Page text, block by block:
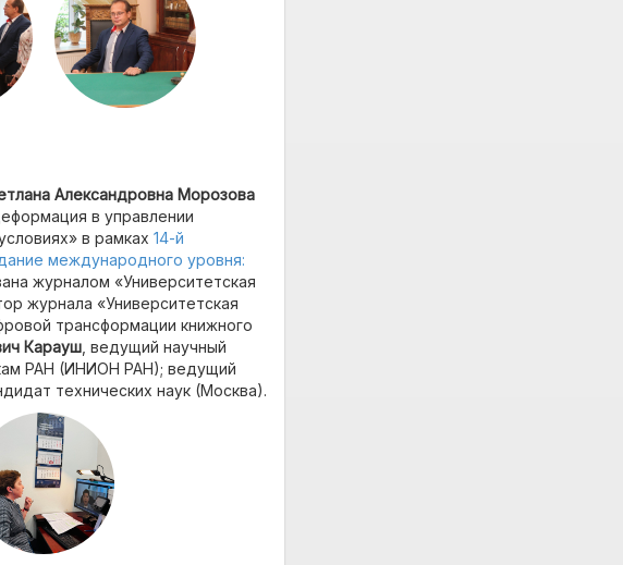
Александровна Морозова
в управлении
в рамках 14-й
международного уровня:
журналом «Университетская
журнала «Университетская
трансформации книжного
Карауш , ведущий научный
РАН (ИНИОН РАН); ведущий
технических наук (Москва).